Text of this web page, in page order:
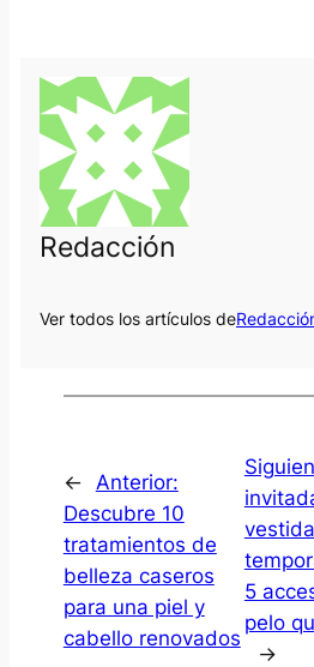
Redacción
Ver todos los artículos de
←
Anterior:
Descubre 10
tratamientos de
belleza caseros
para una piel y
cabello renovados
5
pelo
→